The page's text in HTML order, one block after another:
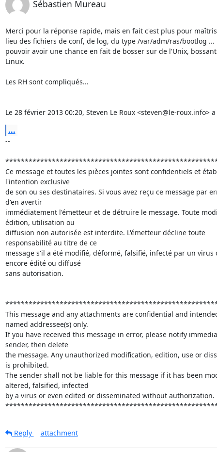
Sébastien Mureau
Merci pour la réponse rapide, mais en fait c'est plus pour
lieu des fichiers de conf, de log, du type /var/adm/ras/bootlog ...
pouvoir avoir une chance en fait de bosser sur de l'Unix,
Linux.
Les RH sont compliqués...
Le 28 février 2013 00:20, Steven Le Roux <steven@le-roux.info>
...
--
Ce message et toutes les pièces jointes sont confidentiels et
l'intention exclusive
de son ou ses destinataires. Si vous avez reçu ce message par
d'en avertir
immédiatement l'émetteur et de détruire le message. Toute
édition, utilisation ou
diffusion non autorisée est interdite. L'émetteur décline toute
responsabilité au titre de ce
message s'il a été modifié, déformé, falsifié, infecté par un virus
encore édité ou diffusé
sans autorisation.
This message and any attachments are confidential and
named addressee(s) only.
If you have received this message in error, please notify
sender, then delete
the message. Any unauthorized modification, edition, use or
is prohibited.
The sender shall not be liable for this message if it has been
altered, falsified, infected
by a virus or even edited or disseminated without authorization.
Reply attachment